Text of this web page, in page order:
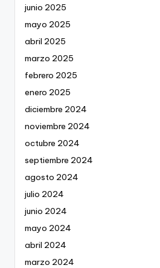
junio 2025
mayo 2025
abril 2025
marzo 2025
febrero 2025
enero 2025
diciembre 2024
noviembre 2024
octubre 2024
septiembre 2024
agosto 2024
julio 2024
junio 2024
mayo 2024
abril 2024
marzo 2024